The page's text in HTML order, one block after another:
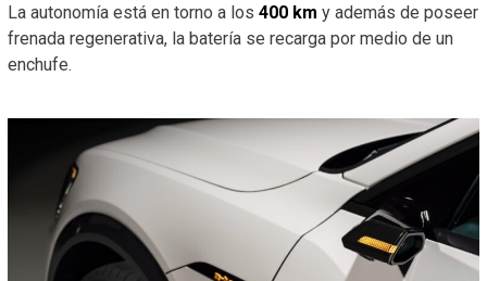
La autonomía está en torno a los 400 km y además de poseer
frenada regenerativa, la batería se recarga por medio de un
enchufe.